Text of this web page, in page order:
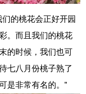
的桃花会正好开园
。而且我们的桃花
的时候，我们也可
七八月份桃子熟了
是非常有名的。”